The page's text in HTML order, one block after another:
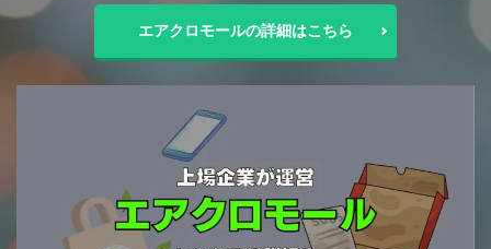
エアクロモールの詳細はこちら